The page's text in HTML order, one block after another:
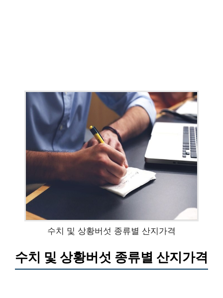
수치 및 상황버섯 종류별 산지가격
수치 및 상황버섯 종류별 산지가격